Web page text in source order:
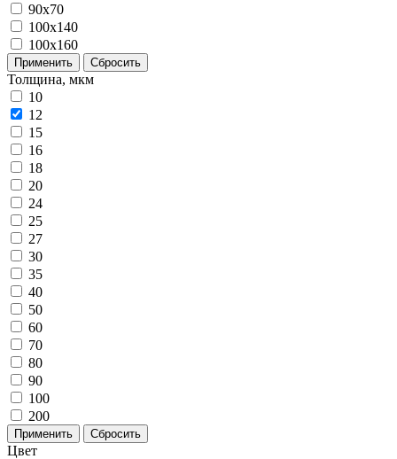
90x70
100x140
100x160
Применить Сбросить
Толщина, мкм
10
12
15
16
18
20
24
25
27
30
35
40
50
60
70
80
90
100
200
Применить Сбросить
Цвет